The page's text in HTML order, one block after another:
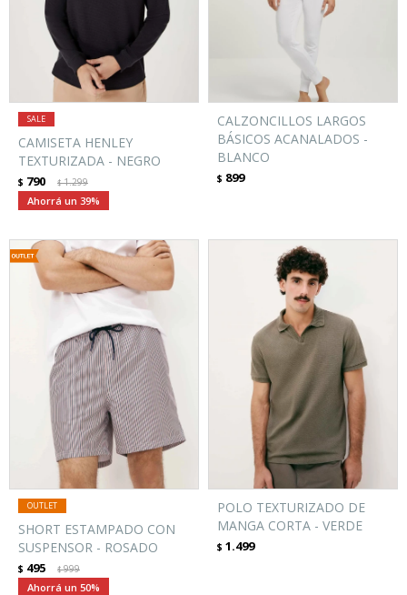
CAMISETA HENLEY
TEXTURIZADA - NEGRO
$ 790 $1.299
39
CALZONCILLOS LARGOS
BÁSICOS ACANALADOS -
BLANCO
$ 899
SHORT ESTAMPADO CON
SUSPENSOR - ROSADO
$ 495 $999
50
POLO TEXTURIZADO DE
MANGA CORTA - VERDE
$ 1.499